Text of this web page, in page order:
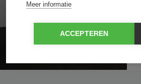
Meer informatie
ACCEPTEREN